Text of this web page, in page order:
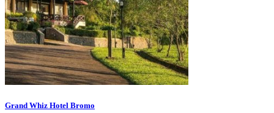
Grand Whiz Hotel Bromo